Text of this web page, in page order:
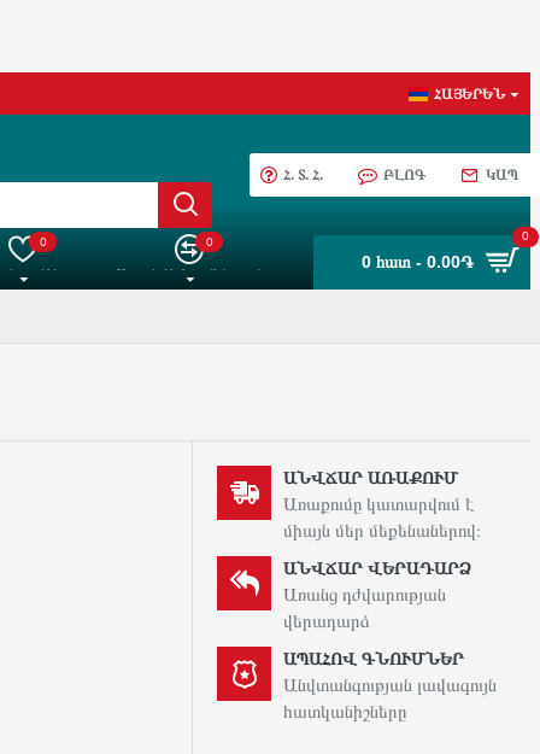
ՀԱՅԵՐԵՆ
Հ. Տ. Հ. ԲԼՈԳ ԿԱՊ
ընտրանին
0
Ապրանքների Համեմատում
0
0 հատ - 0.00֏
0
ԱՆՎՃԱՐ ԱՌԱՔՈՒՄ
Առաքումը կատարվում է
միայն մեր մեքենաներով։
ԱՆՎՃԱՐ ՎԵՐԱԴԱՐՁ
Առանց դժվարության
վերադարձ
ԱՊԱՀՈՎ ԳՆՈՒՄՆԵՐ
Անվտանգության լավագույն
հատկանիշները